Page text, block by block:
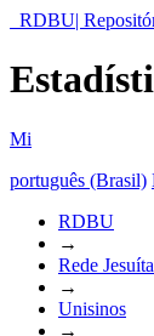
RDBU|
Mi
português (Brasil)
RDBU
→
Rede
→
Unisinos
→